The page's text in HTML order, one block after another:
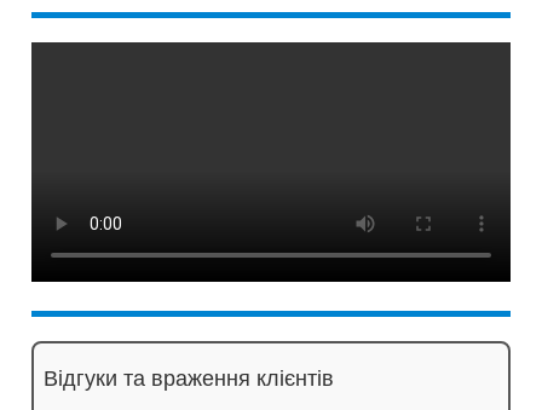
Відгуки та враження клієнтів